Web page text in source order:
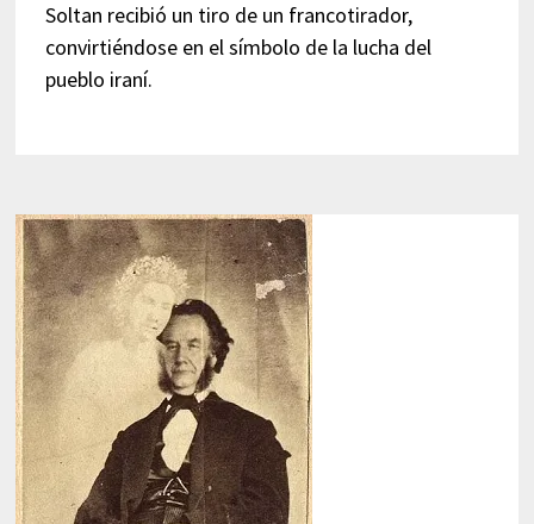
Soltan recibió un tiro de un francotirador,
convirtiéndose en el símbolo de la lucha del
pueblo iraní.